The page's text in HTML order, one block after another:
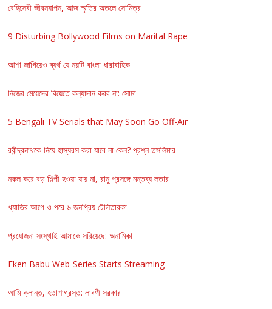
বেহিসেবী জীবনযাপন, আজ স্মৃতির অতলে সৌমিত্র
9 Disturbing Bollywood Films on Marital Rape
আশা জাগিয়েও ব্যর্থ যে নয়টি বাংলা ধারাবাহিক
নিজের মেয়েদের বিয়েতে কন্যাদান করব না: সোমা
5 Bengali TV Serials that May Soon Go Off-Air
রবীন্দ্রনাথকে নিয়ে হাস্যরস করা যাবে না কেন? প্রশ্ন তসলিমার
নকল করে বড় শিল্পী হওয়া যায় না, রানু প্রসঙ্গে মন্তব্য লতার
খ্যাতির আগে ও পরে ৬ জনপ্রিয় টেলিতারকা
প্রযোজনা সংস্থাই আমাকে সরিয়েছে: অনামিকা
Eken Babu Web-Series Starts Streaming
আমি ক্লান্ত, হতাশাগ্রস্ত: লাবণী সরকার